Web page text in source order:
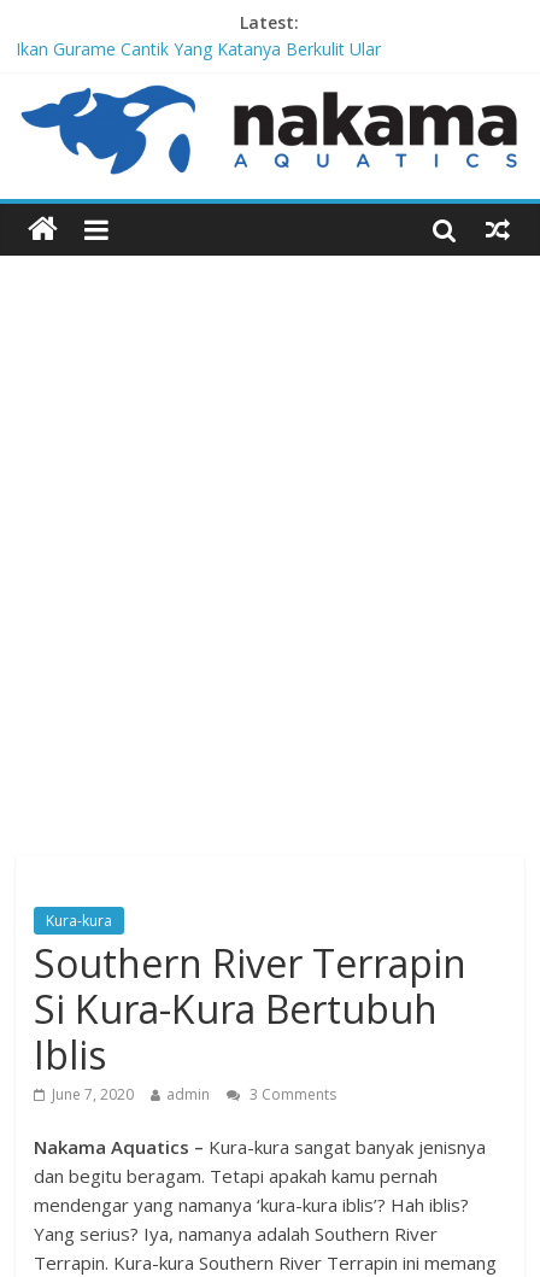
Latest:
Ikan Gurame Cantik Yang Katanya Berkulit Ular
Chitala Lopis, Ikan Belida Yang Kembali dari Kepunahannya
Channa Orientalis, Kembaran Limbata Yang Tidak Populer di
Indonesia
Red-Tailed Black Shark, Hiu Gadungan Yang Terancam Punah
Kura-kura
Southern River Terrapin
Si Kura-Kura Bertubuh
Iblis
June 7, 2020 admin 3 Comments
Nakama Aquatics – Kura-kura sangat banyak jenisnya
dan begitu beragam. Tetapi apakah kamu pernah
mendengar yang namanya ‘kura-kura iblis’? Hah iblis?
Yang serius? Iya, namanya adalah Southern River
Terrapin. Kura-kura Southern River Terrapin ini memang